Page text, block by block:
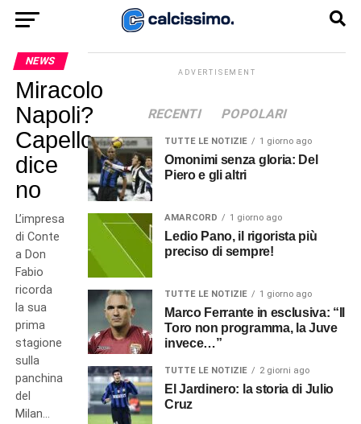
NEWS
Miracolo
Napoli?
Capello
dice
no
L’impresa
di Conte
a Don
Fabio
ricorda
la sua
prima
stagione
sulla
panchina
del
Milan…
ADVERTISEMENT
RECENTI POPOLARI
TUTTE LE NOTIZIE 1 giorno ago
Omonimi senza gloria: Del
Piero e gli altri
AMARCORD 1 giorno ago
Ledio Pano, il rigorista più
preciso di sempre!
TUTTE LE NOTIZIE 1 giorno ago
Marco Ferrante in esclusiva: “Il
Toro non programma, la Juve
invece…”
TUTTE LE NOTIZIE 2 giorni ago
El Jardinero: la storia di Julio
Cruz